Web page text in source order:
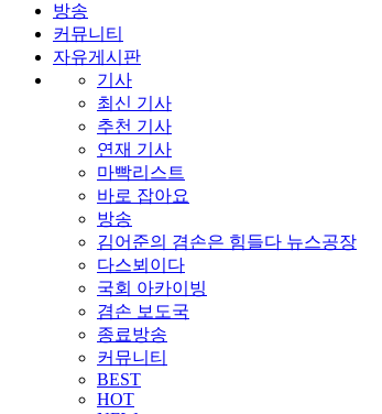
방송
커뮤니티
자유게시판
기사
최신 기사
추천 기사
연재 기사
마빡리스트
바로 잡아요
방송
김어준의 겸손은 힘들다 뉴스공장
다스뵈이다
국회 아카이빙
겸손 보도국
종료방송
커뮤니티
BEST
HOT